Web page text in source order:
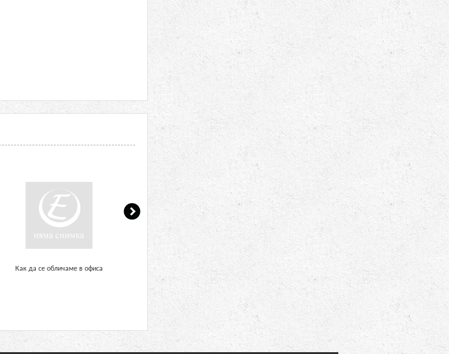
Как да се обличаме в офиса
Избор на мъжки обувки – нужда
или желание
Как да променим нашия стил на
обличане и да бъдем красиви?
Пазаруване на дрехи